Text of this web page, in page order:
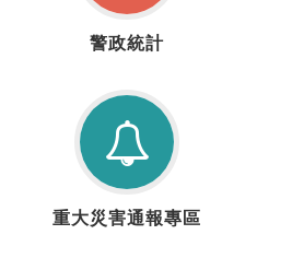
服
務
政
計
警政統計
大
重大災害通報專區